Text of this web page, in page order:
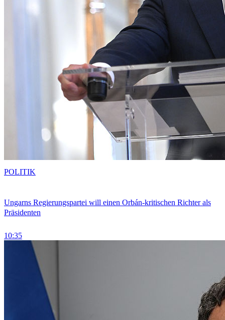
Ungarns Regierungspartei will einen Orbán-kritischen Richter als
Präsidenten
10:35
POLITIK